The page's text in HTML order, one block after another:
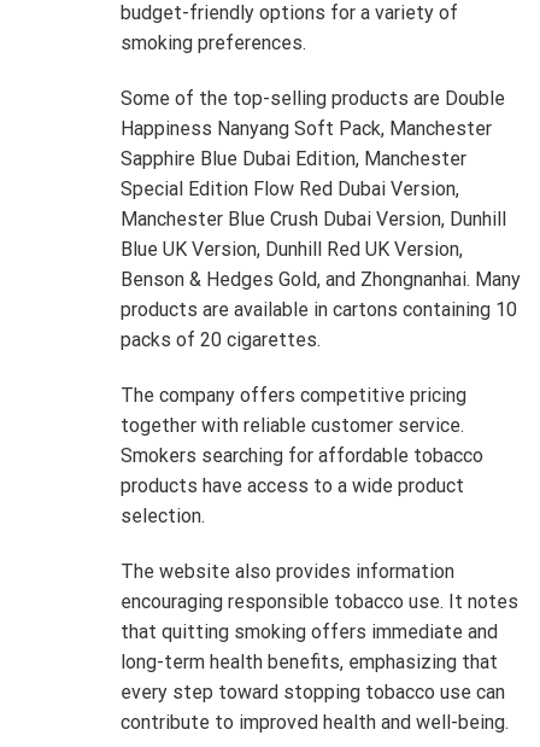
budget-friendly options for a variety of
smoking preferences.
Some of the top-selling products are Double
Happiness Nanyang Soft Pack, Manchester
Sapphire Blue Dubai Edition, Manchester
Special Edition Flow Red Dubai Version,
Manchester Blue Crush Dubai Version, Dunhill
Blue UK Version, Dunhill Red UK Version,
Benson & Hedges Gold, and Zhongnanhai. Many
products are available in cartons containing 10
packs of 20 cigarettes.
The company offers competitive pricing
together with reliable customer service.
Smokers searching for affordable tobacco
products have access to a wide product
selection.
The website also provides information
encouraging responsible tobacco use. It notes
that quitting smoking offers immediate and
long-term health benefits, emphasizing that
every step toward stopping tobacco use can
contribute to improved health and well-being.